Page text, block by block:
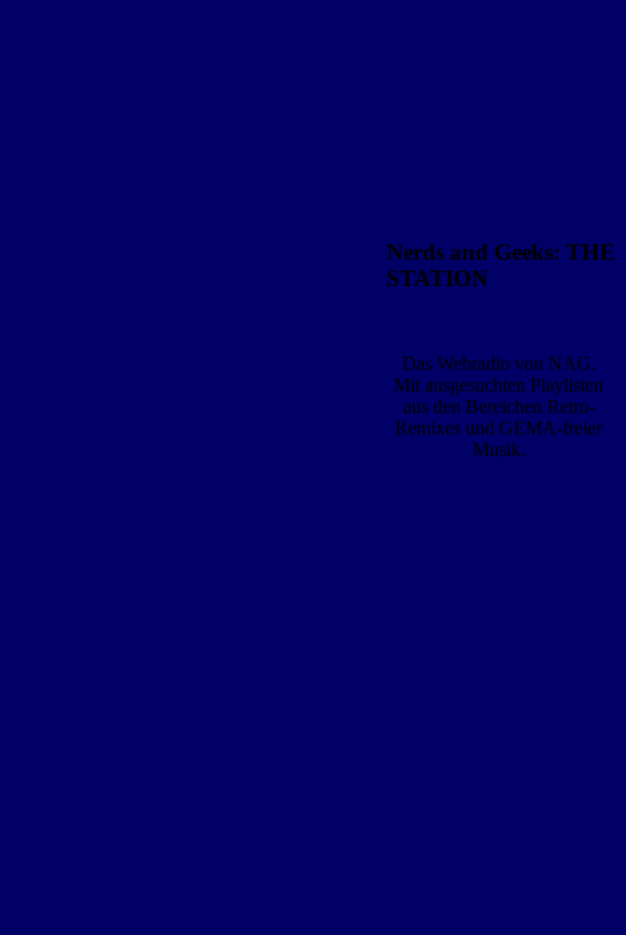
Nerds and Geeks: THE
STATION
Das Webradio von NAG.
Mit ausgesuchten Playlisten
aus den Bereichen Retro-
Remixes und GEMA-freier
Musik.